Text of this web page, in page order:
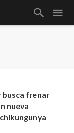
frenar
nueva